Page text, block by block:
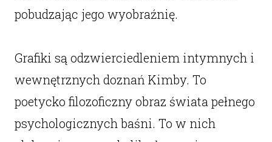
pobudzając jego wyobraźnię.
Grafiki są odzwierciedleniem intymnych i
wewnętrznych doznań Kimby. To
poetycko filozoficzny obraz świata pełnego
psychologicznych baśni. To w nich